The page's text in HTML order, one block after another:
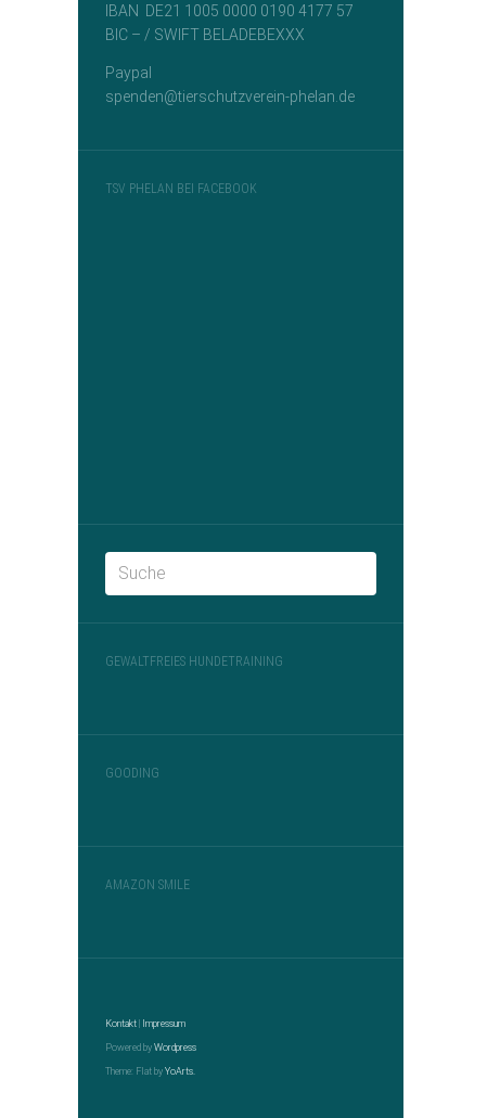
IBAN DE21 1005 0000 0190 4177 57
BIC – / SWIFT BELADEBEXXX
Paypal
spenden@tierschutzverein-phelan.de
TSV PHELAN BEI FACEBOOK
GEWALTFREIES HUNDETRAINING
GOODING
AMAZON SMILE
Kontakt Impressum
Powered by Wordpress
Theme: Flat by YoArts.